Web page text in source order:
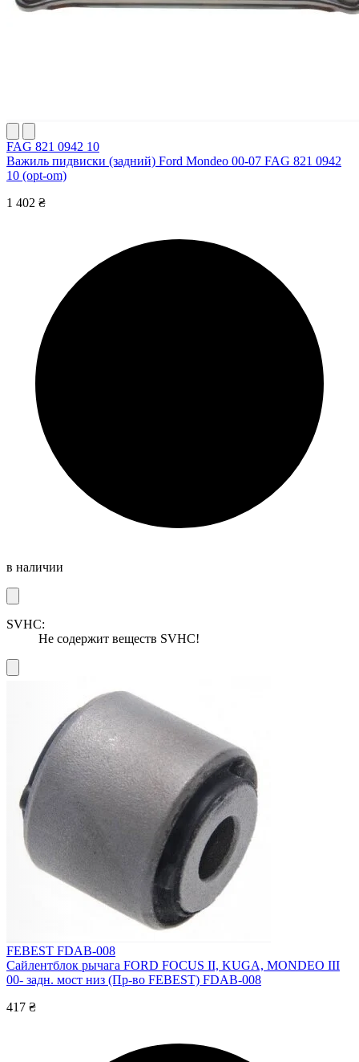
FAG 821 0942 10
Важиль пидвиски (задний) Ford Mondeo 00-07 FAG 821 0942
10 (opt-om)
1 402 ₴
в наличии
SVHC:
Не содержит веществ SVHC!
FEBEST FDAB-008
Сайлентблок рычага FORD FOCUS II, KUGA, MONDEO III
00- задн. мост низ (Пр-во FEBEST) FDAB-008
417 ₴